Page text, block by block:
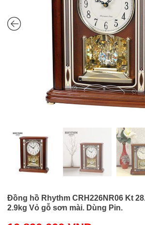
Đồng hồ Rhythm CRH226NR06 Kt
2.9kg Vỏ gỗ sơn mài. Dùng Pin.